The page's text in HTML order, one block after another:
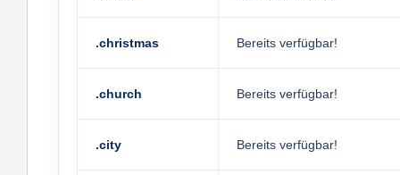
.christmas Bereits verfügbar!
.church Bereits verfügbar!
.city Bereits verfügbar!